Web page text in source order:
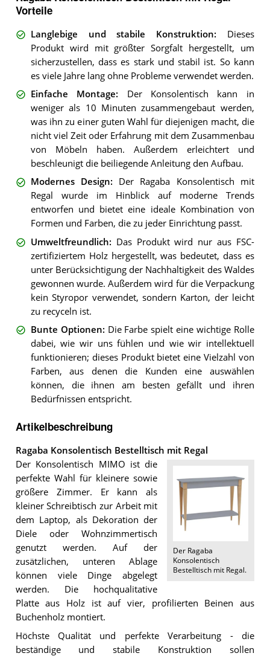
Vorteile
Langlebige und stabile Konstruktion: Dieses
Produkt wird mit größter Sorgfalt hergestellt, um
sicherzustellen, dass es stark und stabil ist. So kann
es viele Jahre lang ohne Probleme verwendet werden.
Einfache Montage: Der Konsolentisch kann in
weniger als 10 Minuten zusammengebaut werden,
was ihn zu einer guten Wahl für diejenigen macht, die
nicht viel Zeit oder Erfahrung mit dem Zusammenbau
von Möbeln haben. Außerdem erleichtert und
beschleunigt die beiliegende Anleitung den Aufbau.
Modernes Design: Der Ragaba Konsolentisch mit
Regal wurde im Hinblick auf moderne Trends
entworfen und bietet eine ideale Kombination von
Formen und Farben, die zu jeder Einrichtung passt.
Umweltfreundlich: Das Produkt wird nur aus FSC-
zertifiziertem Holz hergestellt, was bedeutet, dass es
unter Berücksichtigung der Nachhaltigkeit des Waldes
gewonnen wurde. Außerdem wird für die Verpackung
kein Styropor verwendet, sondern Karton, der leicht
zu recyceln ist.
Bunte Optionen: Die Farbe spielt eine wichtige Rolle
dabei, wie wir uns fühlen und wie wir intellektuell
funktionieren; dieses Produkt bietet eine Vielzahl von
Farben, aus denen die Kunden eine auswählen
können, die ihnen am besten gefällt und ihren
Bedürfnissen entspricht.
Artikelbeschreibung
Ragaba Konsolentisch Bestelltisch mit Regal
Der Ragaba
Konsolentisch
Bestelltisch mit Regal.
Der Konsolentisch MIMO ist die
perfekte Wahl für kleinere sowie
größere Zimmer. Er kann als
kleiner Schreibtisch zur Arbeit mit
dem Laptop, als Dekoration der
Diele oder Wohnzimmertisch
genutzt werden. Auf der
zusätzlichen, unteren Ablage
können viele Dinge abgelegt
werden. Die hochqualitative
Platte aus Holz ist auf vier, profilierten Beinen aus
Buchenholz montiert.
Höchste Qualität und perfekte Verarbeitung - die
beständige und stabile Konstruktion sollen